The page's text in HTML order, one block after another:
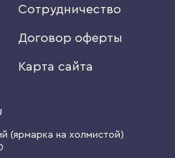
Сотрудничество
Договор оферты
Карта сайта
(ярмарка на холмистой)